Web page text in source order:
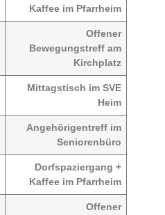
Kaffee im Pfarrheim
Offener
Bewegungstreff am
Kirchplatz
Mittagstisch im SVE
Heim
Angehörigentreff im
Seniorenbüro
Dorfspaziergang +
Kaffee im Pfarrheim
Offener